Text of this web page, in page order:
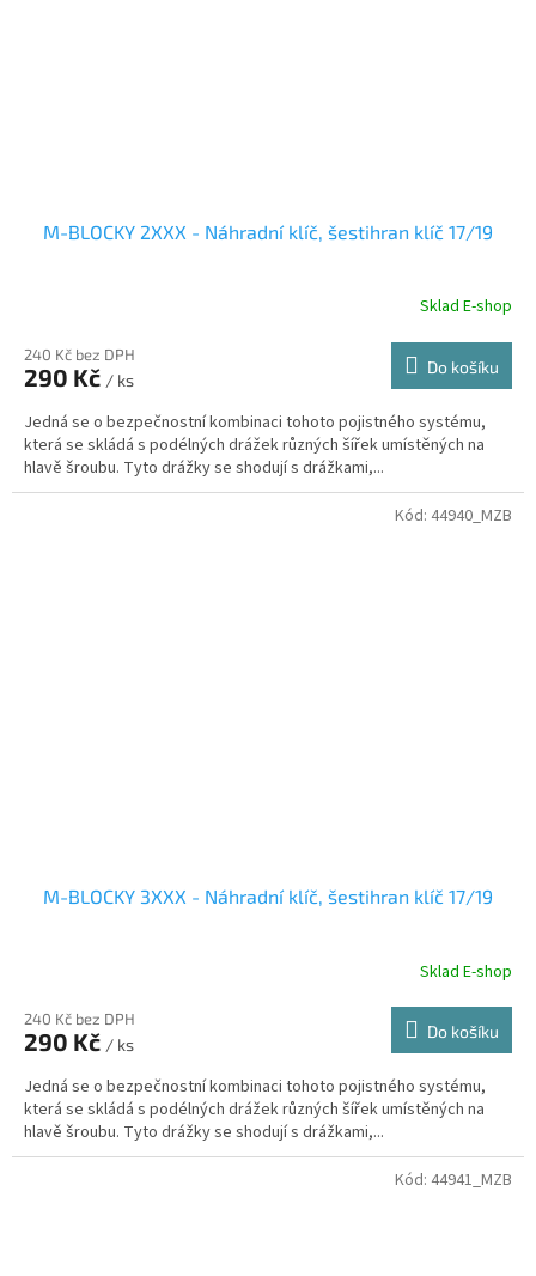
M-BLOCKY 2XXX - Náhradní klíč, šestihran klíč 17/19
Sklad E-shop
240 Kč bez DPH
290 Kč / ks
Do košíku
Jedná se o bezpečnostní kombinaci tohoto pojistného systému,
která se skládá s podélných drážek různých šířek umístěných na
hlavě šroubu. Tyto drážky se shodují s drážkami,...
M-BLOCKY 3XXX - Náhradní klíč, šestihran klíč 17/19
Sklad E-shop
240 Kč bez DPH
290 Kč / ks
Do košíku
Jedná se o bezpečnostní kombinaci tohoto pojistného systému,
která se skládá s podélných drážek různých šířek umístěných na
hlavě šroubu. Tyto drážky se shodují s drážkami,...
Kód: 44940_MZB
Kód: 44941_MZB